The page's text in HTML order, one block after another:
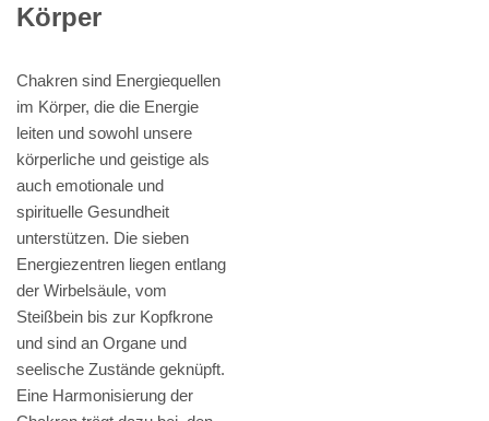
Körper
Chakren sind Energiequellen
im Körper, die die Energie
leiten und sowohl unsere
körperliche und geistige als
auch emotionale und
spirituelle Gesundheit
unterstützen. Die sieben
Energiezentren liegen entlang
der Wirbelsäule, vom
Steißbein bis zur Kopfkrone
und sind an Organe und
seelische Zustände geknüpft.
Eine Harmonisierung der